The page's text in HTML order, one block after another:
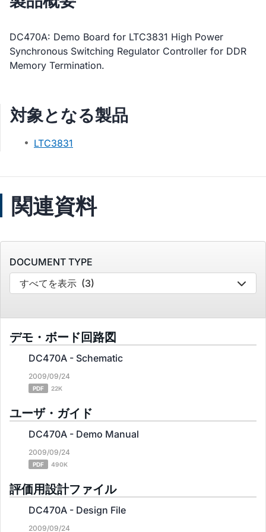
DC470A: Demo Board for LTC3831 High Power
Synchronous Switching Regulator Controller for DDR
Memory Termination.
対象となる製品
LTC3831
関連資料
DOCUMENT TYPE
すべてを表示 (3)
デモ・ボード回路図
DC470A - Schematic
2009/09/24
PDF 22K
ユーザ・ガイド
DC470A - Demo Manual
2009/09/24
PDF 490K
評価用設計ファイル
DC470A - Design File
2009/09/24